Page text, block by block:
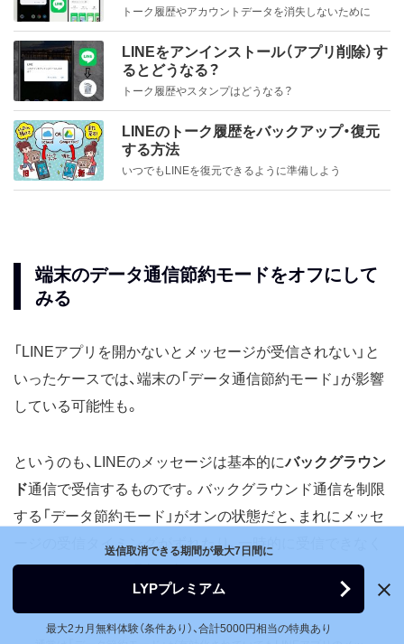
トーク履歴やアカウントデータを消失しないために
LINEをアンインストール（アプリ削除）す
るとどうなる？
トーク履歴やスタンプはどうなる？
LINEのトーク履歴をバックアップ・復元
する方法
いつでもLINEを復元できるように準備しよう
端末のデータ通信節約モードをオフにして
みる
「LINEアプリを開かないとメッセージが受信されない」と
いったケースでは、端末の「データ通信節約モード」が影響
している可能性も。
というのも、LINEのメッセージは基本的にバックグラウン
ド通信で受信するものです。バックグラウンド通信を制限
する「データ節約モード」がオンの状態だと、まれにメッセ
ージの受信タイミングがずれたり、一時的に受信できなく
なったりといった現象が起きることがあります。
送信取消できる期間が最大7日間に
LYPプレミアム
最大2カ月無料体験（条件あり）、合計5000円相当の特典あり